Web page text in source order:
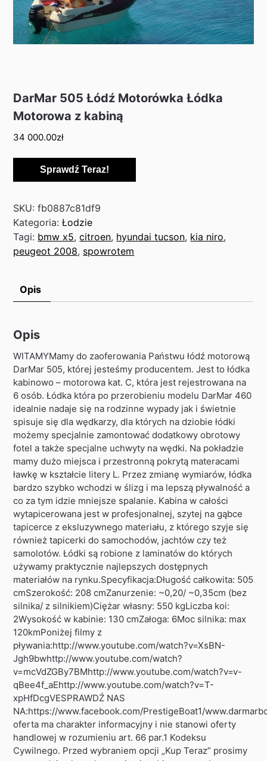
DarMar 505 Łódź Motorówka Łódka
Motorowa z kabiną
34 000.00zł
Sprawdź Teraz!
SKU:fb0887c81df9
Kategoria:Łodzie
Tagi: bmw x5,citroen, hyundai tucson, kia niro,
peugeot 2008, spowrotem
Opis
Opis
WITAMYMamy do zaoferowania Państwu łódź motorową
DarMar 505, której jesteśmy producentem. Jest to łódka
kabinowo – motorowa kat. C, która jest rejestrowana na
6 osób. Łódka która po przerobieniu modelu DarMar 460
idealnie nadaje się na rodzinne wypady jak i świetnie
spisuje się dla wędkarzy, dla których na dziobie łódki
możemy specjalnie zamontować dodatkowy obrotowy
fotel a także specjalne uchwyty na wędki. Na pokładzie
mamy dużo miejsca i przestronną pokrytą materacami
ławkę w kształcie litery L. Przez zmianę wymiarów, łódka
bardzo szybko wchodzi w ślizg i ma lepszą pływalność a
co za tym idzie mniejsze spalanie. Kabina w całości
wytapicerowana jest w profesjonalnej, szytej na gąbce
tapicerce z eksluzywnego materiału, z którego szyje się
również tapicerki do samochodów, jachtów czy też
samolotów. Łódki są robione z laminatów do których
używamy praktycznie najlepszych dostępnych
materiałów na rynku.Specyfikacja:Długość całkowita: 505
cmSzerokość: 208 cmZanurzenie: ~0,20/ ~0,35cm (bez
silnika/ z silnikiem)Ciężar własny: 550 kgLiczba koi:
2Wysokość w kabinie: 130 cmZałoga: 6Moc silnika: max
120kmPoniżej filmy z
pływania:http://www.youtube.com/watch?v=XsBN-
Jgh9bwhttp://www.youtube.com/watch?
v=mcVdZGBy7BMhttp://www.youtube.com/watch?v=v-
qBee4f_aEhttp://www.youtube.com/watch?v=T-
xpHfDcgVESPRAWDŹ NAS
NA:https://www.facebook.com/PrestigeBoat1/
oferta ma charakter informacyjny i nie stanowi oferty
handlowej w rozumieniu art. 66 par.1 Kodeksu
Cywilnego. Przed wybraniem opcji „Kup Teraz” prosimy